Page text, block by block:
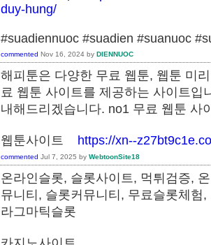
duy-hung/
#suadiennuoc #suadien #suanuoc
commented Nov 16, 2024 by DIENNUOC
해피툰은 다양한 무료 웹툰, 웹툰 미
료 웹툰 사이트를 제공하는 사이트
내해드리겠습니다. no1 무료 웹툰 사
웹툰사이트 https://xn--
commented Jul 7, 2025 by WebtoonSite18
온라인슬롯, 슬롯사이트, 먹튀검증,
뮤니티, 슬롯커뮤니티, 무료슬롯체험
라그마틱슬롯